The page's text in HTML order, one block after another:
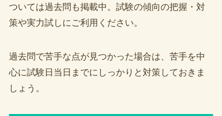
ついては過去問も掲載中。試験の傾向の把握・対
策や実力試しにご利用ください。
過去問で苦手な点が見つかった場合は、苦手を中
心に試験日当日までにしっかりと対策しておきま
しょう。